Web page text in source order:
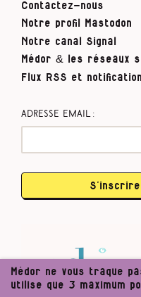
Contactez-nous
Notre profil Mastodon
Notre canal Signal
Médor & les réseaux
Flux RSS et
Adresse email :
Médor ne vous traque
utilise que 3 maximum